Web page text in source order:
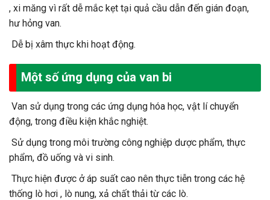
, xi măng vì rất dễ mắc kẹt tại quả cầu dẫn đến gián đoạn,
hư hỏng van.
Dễ bị xâm thực khi hoạt động.
Một số ứng dụng của van bi
Van sử dụng trong các ứng dụng hóa học, vật lí chuyển
động, trong điều kiện khắc nghiệt.
Sử dụng trong môi trường công nghiệp dược phẩm, thực
phẩm, đồ uống và vi sinh.
Thực hiện được ở áp suất cao nên thực tiễn trong các hệ
thống lò hơi , lò nung, xả chất thải từ các lò.